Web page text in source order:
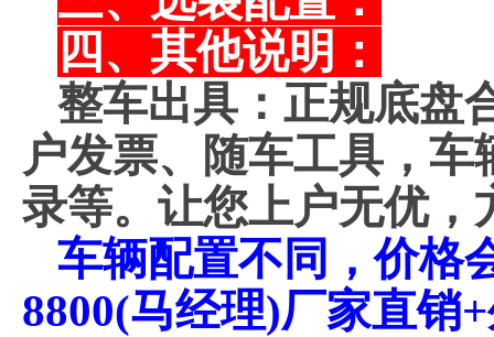
四、其他说明：
整车出具：正规底盘
户发票、随车工具，
录等。让您上户无优，
车辆配置不同，价格
8800(马经理)厂家直销